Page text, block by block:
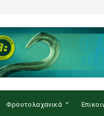
Φρουτολαχανικά